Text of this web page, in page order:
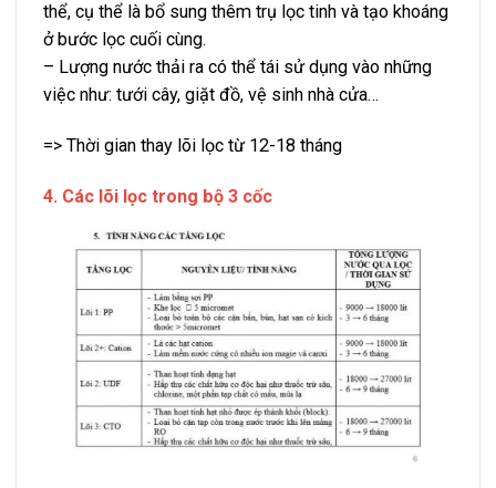
thể, cụ thể là bổ sung thêm trụ lọc tinh và tạo khoáng
ở bước lọc cuối cùng.
– Lượng nước thải ra có thể tái sử dụng vào những
việc như: tưới cây, giặt đồ, vệ sinh nhà cửa…
=> Thời gian thay lõi lọc từ 12-18 tháng
4. Các lõi lọc trong bộ 3 cốc